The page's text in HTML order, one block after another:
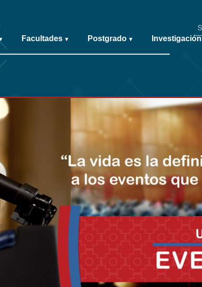
Facultades ▾ Postgrado ▾ Investigación